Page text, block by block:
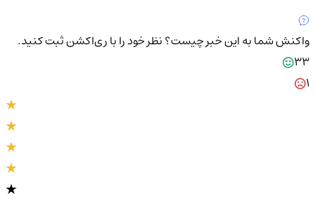
واکنش شما به این خبر چیست؟نظر خود را با ری‌اکشن ثبت کنید.
33